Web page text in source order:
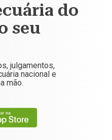
do
seu
julgamentos,
nacional e
mão.